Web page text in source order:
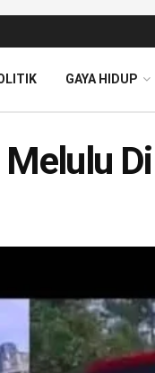
GAYA HIDUP